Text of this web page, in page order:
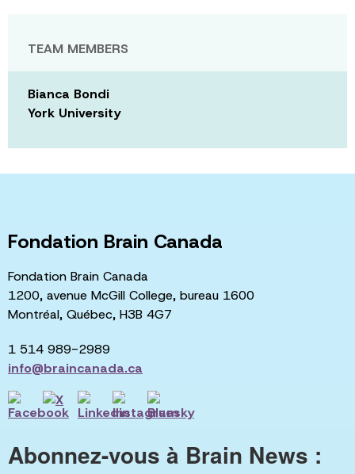
TEAM MEMBERS
Bianca Bondi
York University
Fondation Brain Canada
Fondation Brain Canada
1200, avenue McGill College, bureau 1600
Montréal, Québec, H3B 4G7
1 514 989-2989
info@braincanada.ca
Abonnez-vous à Brain News :